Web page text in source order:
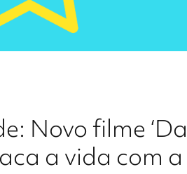
Novo filme
a vida com